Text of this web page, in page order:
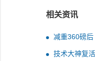
相关资讯
减重360磅
技术大神复